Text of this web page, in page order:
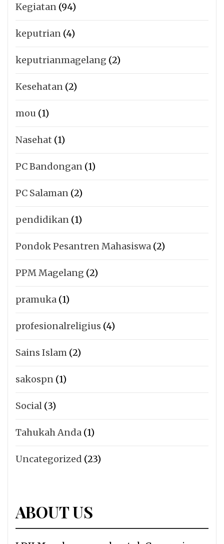
Kegiatan (94)
keputrian (4)
keputrianmagelang (2)
Kesehatan (2)
mou (1)
Nasehat (1)
PC Bandongan (1)
PC Salaman (2)
pendidikan (1)
Pondok Pesantren Mahasiswa (2)
PPM Magelang (2)
pramuka (1)
profesionalreligius (4)
Sains Islam (2)
sakospn (1)
Social (3)
Tahukah Anda (1)
Uncategorized (23)
ABOUT US